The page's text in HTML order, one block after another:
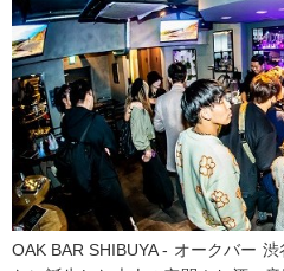
OAK BAR SHIBUYA - オークバー